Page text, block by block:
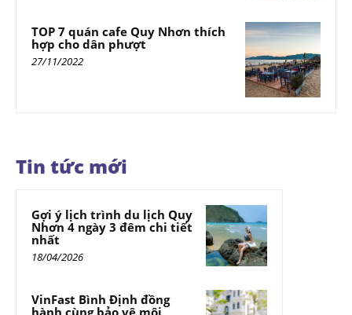
TOP 7 quán cafe Quy Nhơn thích
hợp cho dân phượt
27/11/2022
Tin tức mới
Gợi ý lịch trình du lịch Quy
Nhơn 4 ngày 3 đêm chi tiết
nhất
18/04/2026
VinFast Bình Định đồng
hành cùng bảo vệ môi